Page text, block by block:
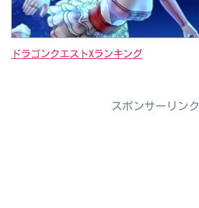
ドラゴンクエストXランキング
スポンサーリンク